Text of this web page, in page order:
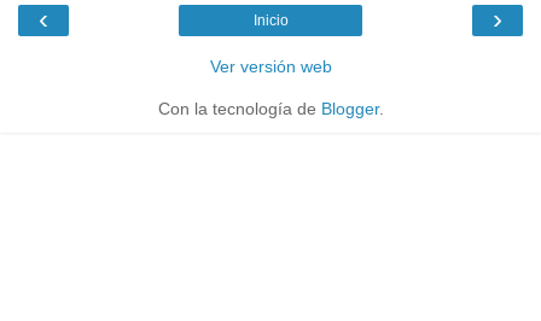
‹ ›
Inicio
Ver versión web
Con la tecnología de Blogger.